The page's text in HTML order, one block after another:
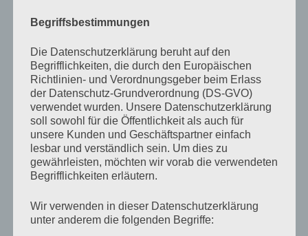
Vati sagte, er repariere dort alte Radios und Fernseher
und verdiene sich so seinen Lebensunterhalt. Woher
Vati das wusste, weiß ich nicht, aber ich hatte ihn auch
nie gefragt. Möglicherweise war es nur eine Vermutung,
die ich, so oft ich den Typen im Keller schon gesehen
hatte, nicht hätte bestätigen können, da er immer so
saß, dass ich nichts erkennen konnte – abgesehen von
saß, was sehr selten vorkam, war sein Keller von innen
mit einem speckigen Segeltuch verhangen, so dass
Begriffsbestimmungen
Die Datenschutzerklärung beruht auf den
Begrifflichkeiten, die durch den Europäischen
Richtlinien- und Verordnungsgeber beim Erlass
der Datenschutz-Grundverordnung (DS-GVO)
verwendet wurden. Unsere Datenschutzerklärung
soll sowohl für die Öffentlichkeit als auch für
unsere Kunden und Geschäftspartner einfach
lesbar und verständlich sein. Um dies zu
gewährleisten, möchten wir vorab die verwendeten
Begrifflichkeiten erläutern.
Wir verwenden in dieser Datenschutzerklärung
unter anderem die folgenden Begriffe: